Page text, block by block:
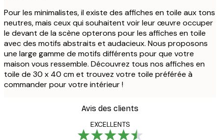
Pour les minimalistes, il existe des affiches en toile aux tons
neutres, mais ceux qui souhaitent voir leur œuvre occuper
le devant de la scène opterons pour les affiches en toile
avec des motifs abstraits et audacieux. Nous proposons
une large gamme de motifs différents pour que votre
maison vous ressemble. Découvrez tous nos affiches en
toile de 30 x 40 cm et trouvez votre toile préférée à
commander pour votre intérieur !
Avis des clients
EXCELLENTS